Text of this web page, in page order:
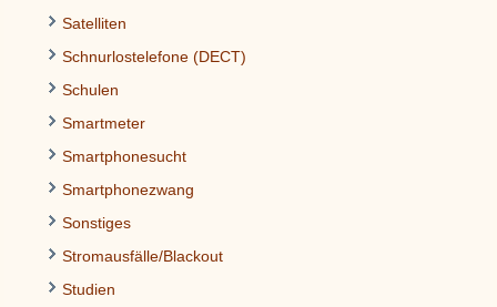
Satelliten
Schnurlostelefone (DECT)
Schulen
Smartmeter
Smartphonesucht
Smartphonezwang
Sonstiges
Stromausfälle/Blackout
Studien